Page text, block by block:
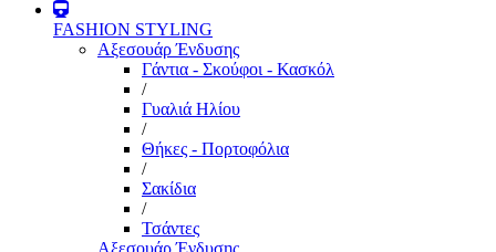
FASHION STYLING
Αξεσουάρ Ένδυσης
Γάντια - Σκούφοι - Κασκόλ
/
Γυαλιά Ηλίου
/
Θήκες - Πορτοφόλια
/
Σακίδια
/
Τσάντες
Αξεσουάρ Ένδυσης